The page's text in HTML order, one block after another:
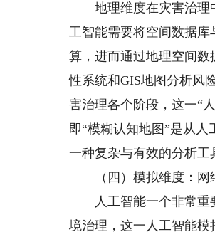
地理维度在灾害治理中
工智能需要将空间数据
算，进而通过地理空间
性系统和GIS地图分析风
害治理各个阶段，这一“
即“模糊认知地图”是从
一种复杂与有效的分析工
（四）模拟维度：网
人工智能一个非常重要
境治理，这一人工智能